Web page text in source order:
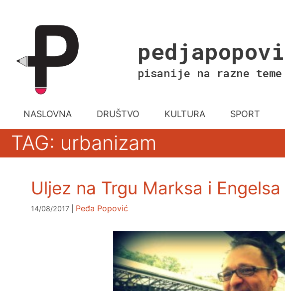
pisanije na razne teme
NASLOVNA DRUŠTVO KULTURA SPORT
TAG: urbanizam
Uljez na Trgu Marksa i Engelsa
14/08/2017 Peđa Popović